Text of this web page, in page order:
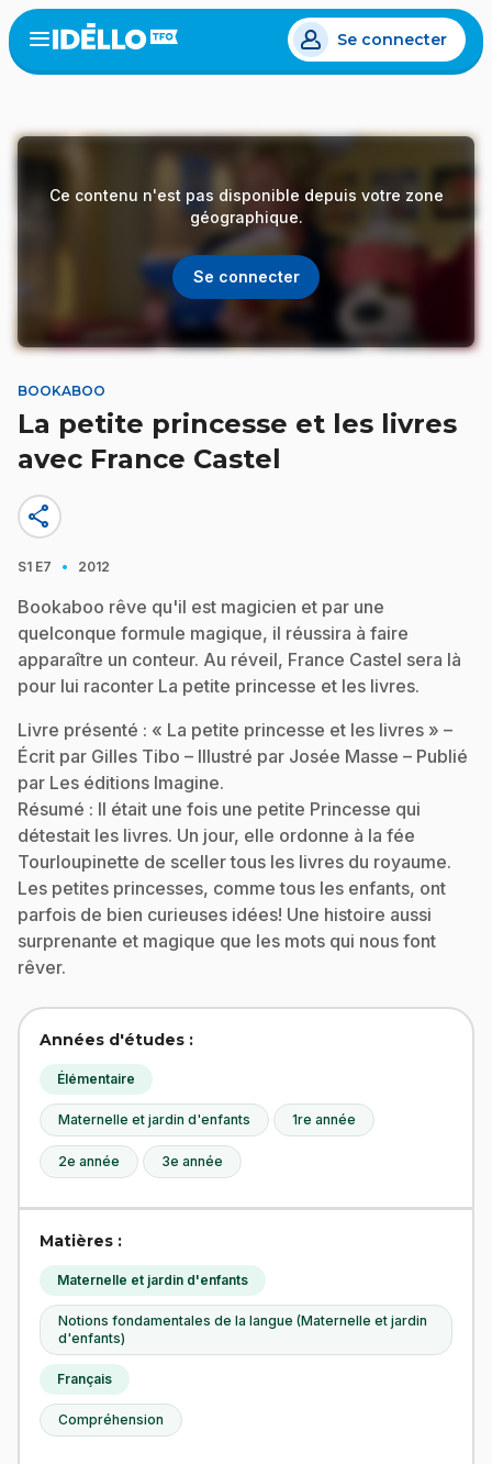
Aller
au
contenu
Open
menu
Se connecter
Ce contenu n'est pas disponible depuis votre zone
géographique.
Se connecter
BOOKABOO
La petite princesse et les livres
avec France Castel
share
S1 E7 · 2012
Bookaboo rêve qu'il est magicien et par une
quelconque formule magique, il réussira à faire
apparaître un conteur. Au réveil, France Castel sera là
pour lui raconter La petite princesse et les livres.
Livre présenté : « La petite princesse et les livres » –
Écrit par Gilles Tibo – Illustré par Josée Masse – Publié
par Les éditions Imagine.
Résumé : Il était une fois une petite Princesse qui
détestait les livres. Un jour, elle ordonne à la fée
Tourloupinette de sceller tous les livres du royaume.
Les petites princesses, comme tous les enfants, ont
parfois de bien curieuses idées! Une histoire aussi
surprenante et magique que les mots qui nous font
rêver.
Années d'études :
Élémentaire
Maternelle et jardin d'enfants 1re année
2e année 3e année
Matières :
Maternelle et jardin d'enfants
Notions fondamentales de la langue (Maternelle et jardin
d'enfants)
Français
Compréhension